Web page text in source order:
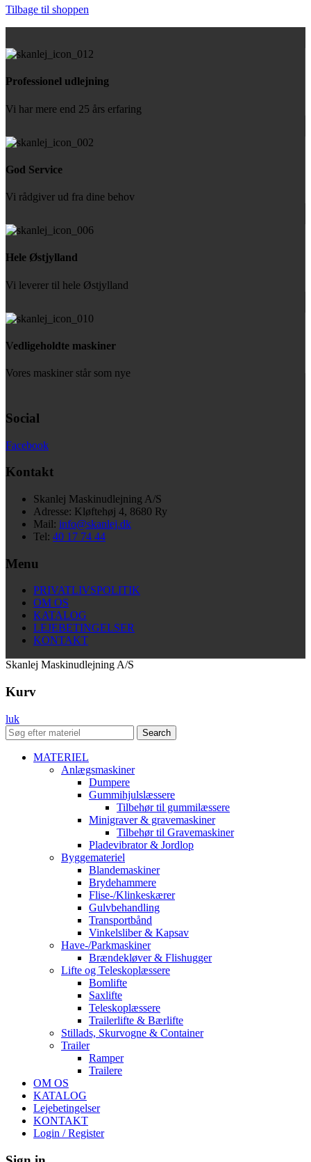
Tilbage til shoppen
Professionel udlejning
Vi har mere end 25 års erfaring
God Service
Vi rådgiver ud fra dine behov
Hele Østjylland
Vi leverer til hele Østjylland
Vedligeholdte maskiner
Vores maskiner står som nye
Social
Facebook
Kontakt
Skanlej Maskinudlejning A/S
Adresse: Kløftehøj 4, 8680 Ry
Mail: info@skanlej.dk
Tel: 40 17 74 44
Menu
PRIVATLIVSPOLITIK
OM OS
KATALOG
LEJEBETINGELSER
KONTAKT
Skanlej Maskinudlejning A/S
Kurv
luk
Search
MATERIEL
Anlægsmaskiner
Dumpere
Gummihjulslæssere
Tilbehør til gummilæssere
Minigraver & gravemaskiner
Tilbehør til Gravemaskiner
Pladevibrator & Jordlop
Byggemateriel
Blandemaskiner
Brydehammere
Flise-/Klinkeskærer
Gulvbehandling
Transportbånd
Vinkelsliber & Kapsav
Have-/Parkmaskiner
Brændekløver & Flishugger
Lifte og Teleskoplæssere
Bomlifte
Saxlifte
Teleskoplæssere
Trailerlifte & Bærlifte
Stillads, Skurvogne & Container
Trailer
Ramper
Trailere
OM OS
KATALOG
Lejebetingelser
KONTAKT
Login / Register